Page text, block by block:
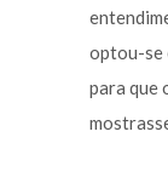
optou-se
para que